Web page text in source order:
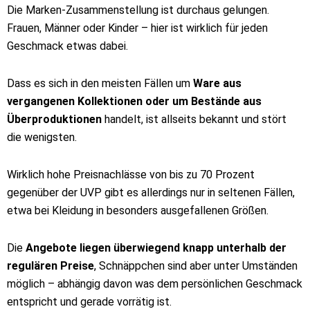
Die Marken-Zusammenstellung ist durchaus gelungen.
Frauen, Männer oder Kinder – hier ist wirklich für jeden
Geschmack etwas dabei.
Dass es sich in den meisten Fällen um Ware aus
vergangenen Kollektionen oder um Bestände aus
Überproduktionen handelt, ist allseits bekannt und stört
die wenigsten.
Wirklich hohe Preisnachlässe von bis zu 70 Prozent
gegenüber der UVP gibt es allerdings nur in seltenen Fällen,
etwa bei Kleidung in besonders ausgefallenen Größen.
Die Angebote liegen überwiegend knapp unterhalb der
regulären Preise, Schnäppchen sind aber unter Umständen
möglich – abhängig davon was dem persönlichen Geschmack
entspricht und gerade vorrätig ist.